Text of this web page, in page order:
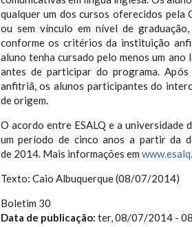
qualquer um dos cursos oferecidos pela
ou sem vínculo em nível de
conforme os critérios da instituição
aluno tenha cursado pelo menos um
antes de participar do programa.
anfitriã, os alunos participantes do
de origem.
O acordo entre ESALQ e a universidade
um período de cinco anos a partir da
de 2014. Mais informações em
Texto: Caio Albuquerque (08/07/2014)
Boletim 30
Data de publicação: ter, 08/07/2014 -